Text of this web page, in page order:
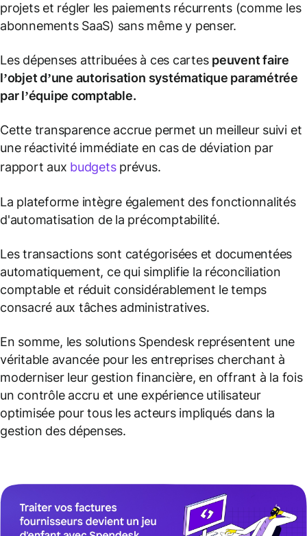
projets et régler les paiements récurrents (comme les
abonnements SaaS) sans même y penser.
Les dépenses attribuées à ces cartes peuvent faire
l’objet d’une autorisation systématique paramétrée
par l’équipe comptable.
Cette transparence accrue permet un meilleur suivi et
une réactivité immédiate en cas de déviation par
rapport aux budgetsprévus.
La plateforme intègre également des fonctionnalités
d'automatisation de la précomptabilité.
Les transactions sont catégorisées et documentées
automatiquement, ce qui simplifie la réconciliation
comptable et réduit considérablement le temps
consacré aux tâches administratives.
En somme, les solutions Spendesk représentent une
véritable avancée pour les entreprises cherchant à
moderniser leur gestion financière, en offrant à la fois
un contrôle accru et une expérience utilisateur
optimisée pour tous les acteurs impliqués dans la
gestion des dépenses.